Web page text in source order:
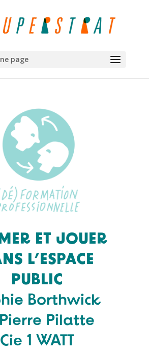
page
ET JOUER
L’ESPACE
PUBLIC
Borthwick
Pilatte
Cie 1 WATT